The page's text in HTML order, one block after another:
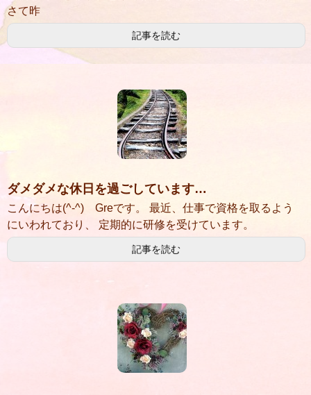
さて昨
記事を読む
ダメダメな休日を過ごしています…
こんにちは(^-^) Greです。 最近、仕事で資格を取るよう
にいわれており、 定期的に研修を受けています。
記事を読む